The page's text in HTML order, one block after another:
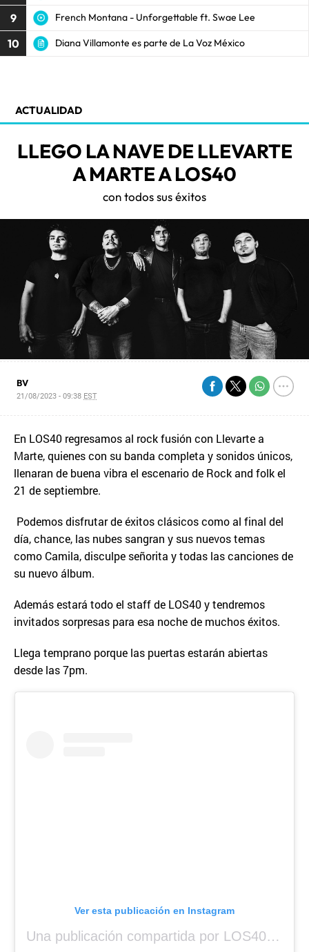
9 French Montana - Unforgettable ft. Swae Lee
10 Diana Villamonte es parte de La Voz México
ACTUALIDAD
LLEGO LA NAVE DE LLEVARTE
A MARTE A LOS40
con todos sus éxitos
BV
21/08/2023 - 09:38 EST
En LOS40 regresamos al rock fusión con Llevarte a
Marte, quienes con su banda completa y sonidos únicos,
llenaran de buena vibra el escenario de Rock and folk el
21 de septiembre.
Podemos disfrutar de éxitos clásicos como al final del
día, chance, las nubes sangran y sus nuevos temas
como Camila, disculpe señorita y todas las canciones de
su nuevo álbum.
Además estará todo el staff de LOS40 y tendremos
invitados sorpresas para esa noche de muchos éxitos.
Llega temprano porque las puertas estarán abiertas
desde las 7pm.
Ver esta publicación en Instagram
Una publicación compartida por LOS40 Panamá (@los40panama)